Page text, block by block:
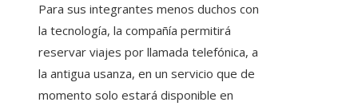
Para sus integrantes menos duchos con
la tecnología, la compañía permitirá
reservar viajes por llamada telefónica, a
la antigua usanza, en un servicio que de
momento solo estará disponible en